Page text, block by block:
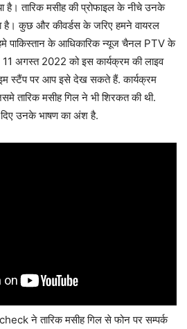
तारिक मसीह की प्रोफाइल के नीचे उनके
है। कुछ और कीवर्डस के जरिए हमने वायरल
हमे पाकिस्तान के आधिकारिक न्यूज चैनल PTV के
11 अगस्त 2022 को इस कार्यक्रम की लाइव
स्टैंप पर आप इसे देख सकते हैं. कार्यक्रम
तारिक मसीह गिल ने भी शिरकत की थी.
दिए उनके भाषण का अंश है.
ने तारिक मसीह गिल से फोन पर सम्पर्क